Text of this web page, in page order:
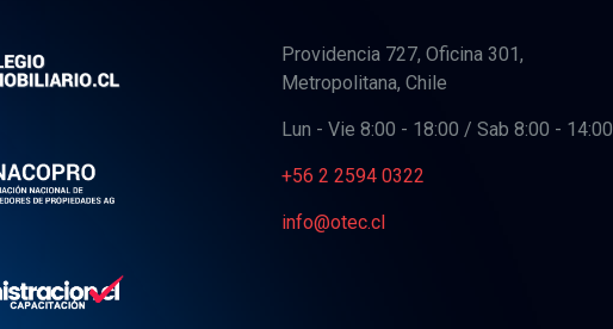
Providencia 727, Oficina 301,
Metropolitana, Chile
Lun - Vie 8:00 - 18:00 / Sab 8:00 - 14:00
+56 2 2594 0322
info@otec.cl